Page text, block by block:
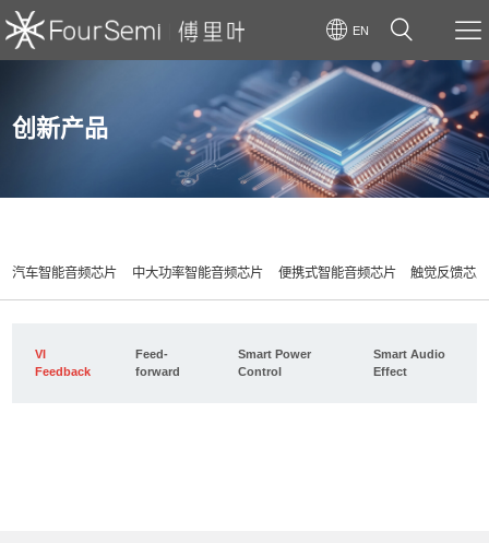
EN
创新产品
汽车智能音频芯片 中大功率智能音频芯片 便携式智能音频芯片 触觉反馈芯片
VI
Feedback
Feed-
forward
Smart Power
Control
Smart Audio
Effect